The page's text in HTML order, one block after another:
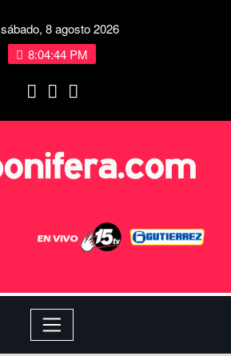
sábado, 8 agosto 2026
8:04:45 PM